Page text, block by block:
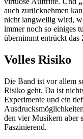
auch zurücknehmen
nicht langweilig wird,
immer noch so einiges
übernimmt entrückt das
Volles Risiko
Die Band ist vor allem
Risiko geht. Da ist
Experimente und ein
den vier Musikern aber
Faszinierend.